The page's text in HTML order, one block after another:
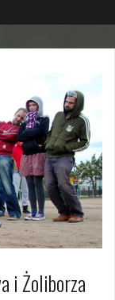
i Żoliborza